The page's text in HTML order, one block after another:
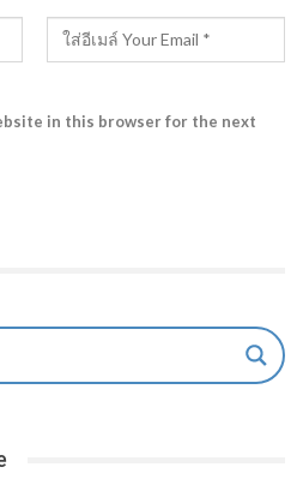
in this browser for the next